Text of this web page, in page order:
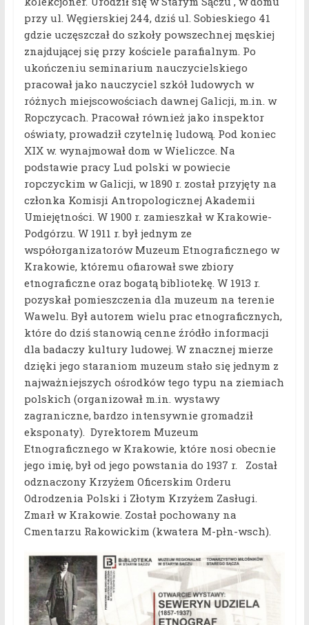
przy ul. Węgierskiej 244, dziś ul. Sobieskiego 41
gdzie uczęszczał do szkoły powszechnej męskiej
znajdującej się przy kościele parafialnym. Po
ukończeniu seminarium nauczycielskiego
pracował jako nauczyciel szkół ludowych w
różnych miejscowościach dawnej Galicji, m.in. w
Ropczycach. Pracował również jako inspektor
oświaty, prowadził czytelnię ludową. Pod koniec
XIX w. wynajmował dom w Wieliczce. Na
podstawie pracy Lud polski w powiecie
ropczyckim w Galicji, w 1890 r. został przyjęty na
członka Komisji Antropologicznej Akademii
Umiejętności. W 1900 r. zamieszkał w Krakowie-
Podgórzu. W 1911 r. był jednym ze
współorganizatorów Muzeum Etnograficznego w
Krakowie, któremu ofiarował swe zbiory
etnograficzne oraz bogatą bibliotekę. W 1913 r.
pozyskał pomieszczenia dla muzeum na terenie
Wawelu. Był autorem wielu prac etnograficznych,
które do dziś stanowią cenne źródło informacji
dla badaczy kultury ludowej. W znacznej mierze
dzięki jego staraniom muzeum stało się jednym z
najważniejszych ośrodków tego typu na ziemiach
polskich (organizował m.in. wystawy
zagraniczne, bardzo intensywnie gromadził
eksponaty). Dyrektorem Muzeum
Etnograficznego w Krakowie, które nosi obecnie
jego imię, był od jego powstania do 1937 r. Został
odznaczony Krzyżem Oficerskim Orderu
Odrodzenia Polski i Złotym Krzyżem Zasługi.
Zmarł w Krakowie. Został pochowany na
Cmentarzu Rakowickim (kwatera M-płn-wsch).